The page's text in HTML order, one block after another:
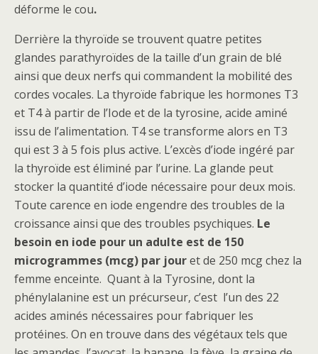
déforme le cou.
Derrière la thyroïde se trouvent quatre petites
glandes parathyroïdes de la taille d’un grain de blé
ainsi que deux nerfs qui commandent la mobilité des
cordes vocales. La thyroïde fabrique les hormones T3
et T4 à partir de l’Iode et de la tyrosine, acide aminé
issu de l’alimentation. T4 se transforme alors en T3
qui est 3 à 5 fois plus active. L’excès d’iode ingéré par
la thyroïde est éliminé par l’urine. La glande peut
stocker la quantité d’iode nécessaire pour deux mois.
Toute carence en iode engendre des troubles de la
croissance ainsi que des troubles psychiques. Le
besoin en iode pour un adulte est de 150
microgrammes (mcg) par jouret de 250 mcg chez la
femme enceinte. Quant à la Tyrosine, dont la
phénylalanine est un précurseur, c’est l’un des 22
acides aminés nécessaires pour fabriquer les
protéines. On en trouve dans des végétaux tels que